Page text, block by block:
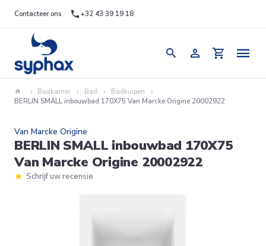
Contacteer ons +32 43 39 19 18
Badkamer Bad
Badkuipen
BERLIN SMALL inbouwbad 170X75 Van Marcke Origine 20002922
Van Marcke Origine
BERLIN SMALL inbouwbad 170X75
Van Marcke Origine 20002922
Schrijf uw recensie